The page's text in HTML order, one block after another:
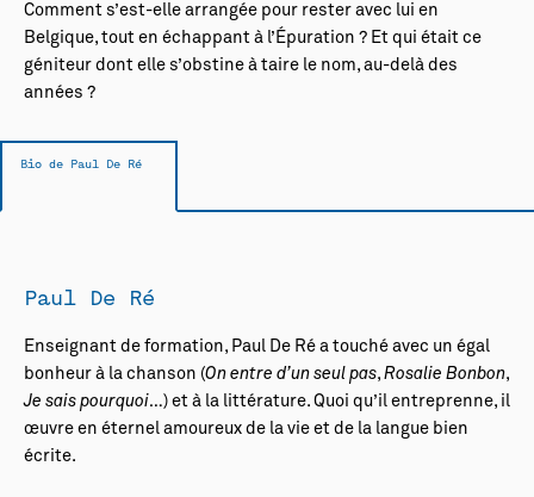
Comment s’est-elle arrangée pour rester avec lui en
Belgique, tout en échappant à l’Épuration ? Et qui était ce
géniteur dont elle s’obstine à taire le nom, au-delà des
années ?
Bio de Paul De Ré
Paul De Ré
Enseignant de formation, Paul De Ré a touché avec un égal
bonheur à la chanson (On entre d’un seul pas, Rosalie Bonbon,
Je sais pourquoi…) et à la littérature. Quoi qu’il entreprenne, il
œuvre en éternel amoureux de la vie et de la langue bien
écrite.